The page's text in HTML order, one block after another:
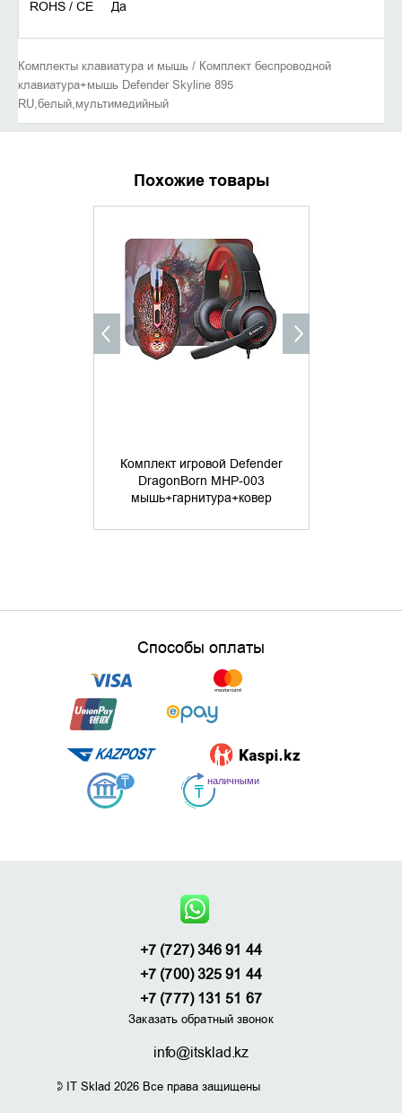
ROHS / CE Да
Комплекты клавиатура и мышь / Комплект беспроводной
клавиатура+мышь Defender Skyline 895
RU,белый,мультимедийный
Похожие товары
Комплект игровой Defender
DragonBorn MHP-003
мышь+гарнитура+ковер
УТОЧНИТЬ НАЛИЧИЕ
Способы оплаты
+7 (727) 346 91 44
+7 (700) 325 91 44
+7 (777) 131 51 67
Заказать обратный звонок
info@itsklad.kz
© IT Sklad 2026 Все права защищены